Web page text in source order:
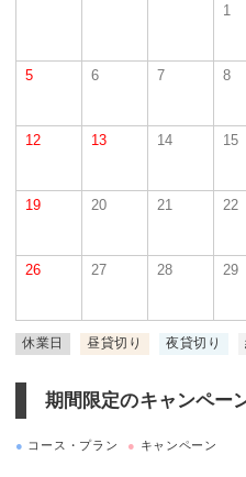
1
5 6 7 8
12 13 14 15
19 20 21 22
26 27 28 29
休業日 昼貸切り 夜貸切り
期間限定のキャンペー
● コース・プラン ● キャンペーン